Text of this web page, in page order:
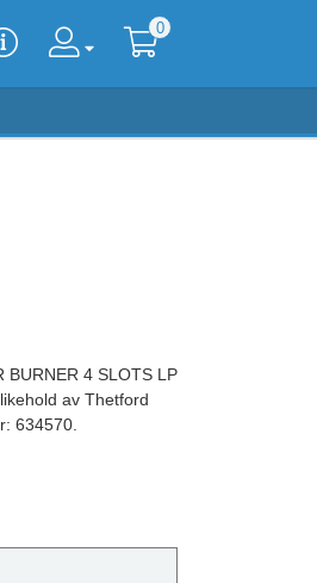
0
BURNER 4 SLOTS LP
av Thetford
634570.